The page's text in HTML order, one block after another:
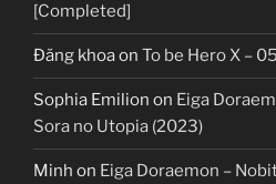
[Completed]
Đăng khoaon To be Hero X – 05
Sophia Emilion on Eiga
Sora no Utopia (2023)
Minh on Eiga Doraemon –